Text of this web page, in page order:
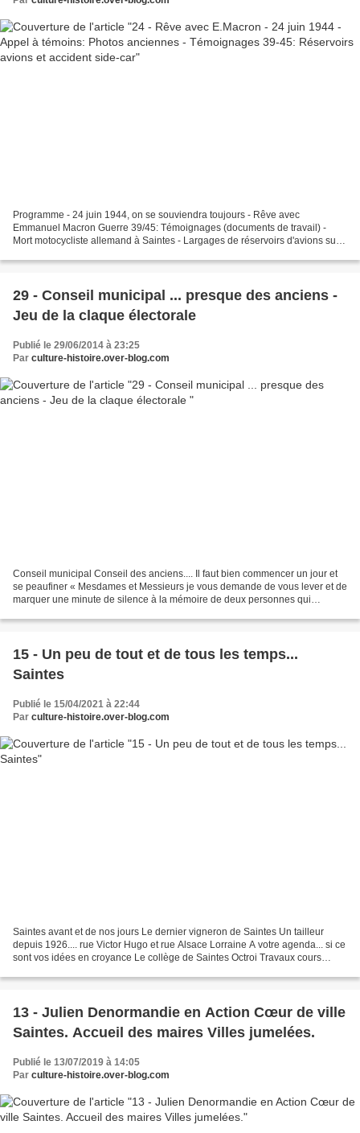
Programme - 24 juin 1944, on se souviendra toujours - Rêve avec
Emmanuel Macron Guerre 39/45: Témoignages (documents de travail) -
Mort motocycliste allemand à Saintes - Largages de réservoirs d'avions sur
29 - Conseil municipal ... presque des anciens -
Jeu de la claque électorale
Publié le 29/06/2014 à 23:25
Par culture-histoire.over-blog.com
Conseil municipal Conseil des anciens.... Il faut bien commencer un jour et
se peaufiner « Mesdames et Messieurs je vous demande de vous lever et de
marquer une minute de silence à la mémoire de deux personnes qui
15 - Un peu de tout et de tous les temps...
Saintes
Publié le 15/04/2021 à 22:44
Par culture-histoire.over-blog.com
Saintes avant et de nos jours Le dernier vigneron de Saintes Un tailleur
depuis 1926.... rue Victor Hugo et rue Alsace Lorraine A votre agenda... si ce
sont vos idées en croyance Le collège de Saintes Octroi Travaux cours
13 - Julien Denormandie en Action Cœur de ville
Saintes. Accueil des maires Villes jumelées.
Publié le 13/07/2019 à 14:05
Par culture-histoire.over-blog.com